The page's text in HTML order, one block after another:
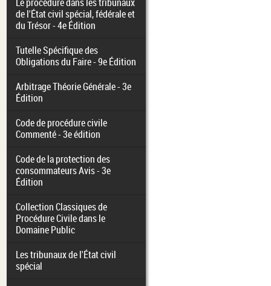
de l'État civil spécial, fédérale et
du Trésor - 4e Édition
Tutelle Spécifique des
Obligations du Faire - 9e Édition
Arbitrage Théorie Générale - 3e
Édition
Code de procédure civile
Commenté - 3e édition
Code de la protection des
consommateurs Avis - 3e
Édition
Collection Classiques de
Procédure Civile dans le
Domaine Public
Les tribunaux de l'État civil
spécial